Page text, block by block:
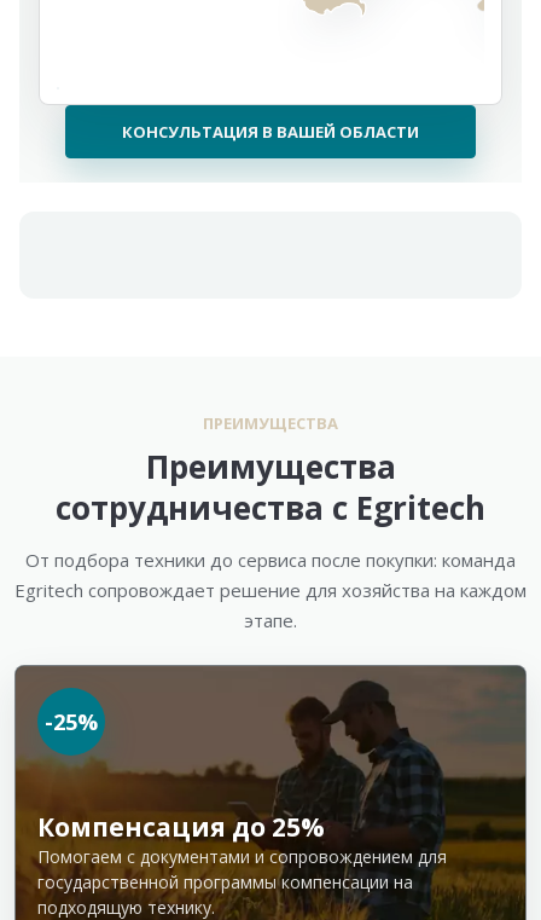
КОНСУЛЬТАЦИЯ В ВАШЕЙ ОБЛАСТИ
ПРЕИМУЩЕСТВА
Преимущества
сотрудничества с Egritech
От подбора техники до сервиса после покупки: команда
Egritech сопровождает решение для хозяйства на каждом
этапе.
-25%
Компенсация до 25%
Помогаем с документами и сопровождением для
государственной программы компенсации на
подходящую технику.